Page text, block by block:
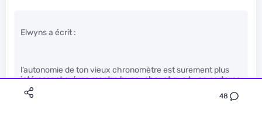
48
Elwyns a écrit :
l’autonomie de ton vieux chronomètre est surement plus
intéressant qu’une montre hyper cher et que tu ne porteras
pas à ton poignet quand tu fais ta muscu.